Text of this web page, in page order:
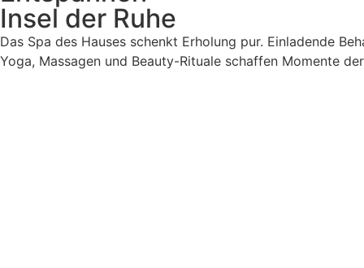
Insel der Ruhe
Das Spa des Hauses schenkt Erholung pur. Einladende
Yoga, Massagen und Beauty-Rituale schaffen Momente